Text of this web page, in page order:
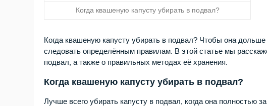
Когда квашеную капусту убирать в подвал?
Когда квашеную капусту убирать в подвал? Чтобы она
следовать определённым правилам. В этой статье мы
подвал, а также о правильных методах её хранения.
Когда квашеную капусту убирать в подвал?
Лучше всего убирать капусту в подвал, когда она полностью